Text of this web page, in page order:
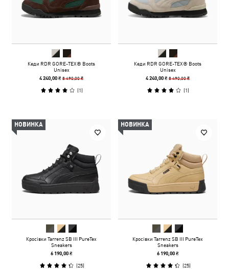
Кеди RDR GORE-TEX® Boots
Unisex
4 240,00 ₴8 490,00 ₴
(1)
Кеди RDR GORE-TEX® Boots
Unisex
4 240,00 ₴8 490,00 ₴
(1)
НОВИНКА
Кросівки Tarrenz SB III PureTex
Sneakers
6 190,00 ₴
(25)
НОВИНКА
Кросівки Tarrenz SB III PureTex
Sneakers
6 190,00 ₴
(25)